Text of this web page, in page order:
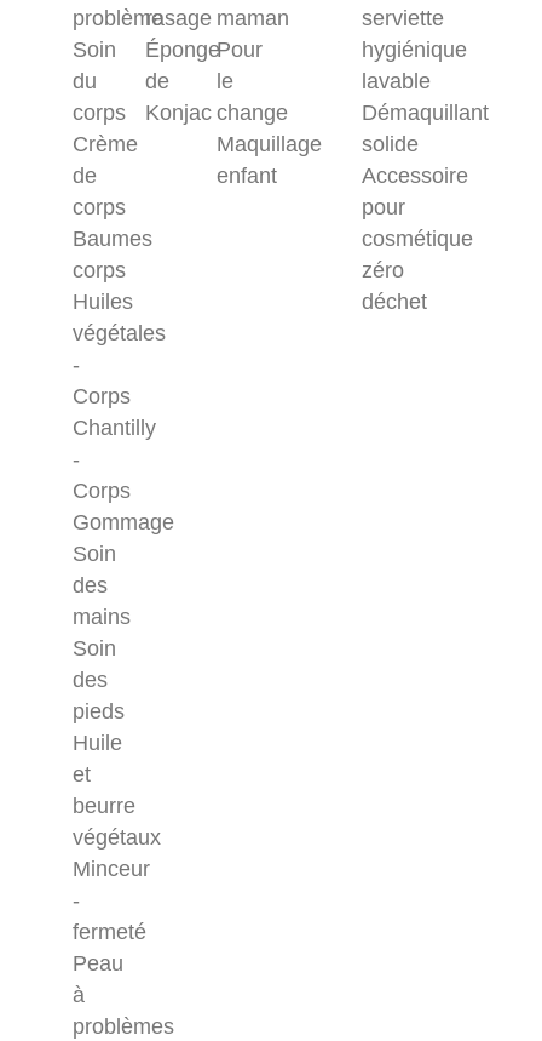
problème
Soin
du
corps
Crème
de
corps
Baumes
corps
Huiles
végétales
-
Corps
Chantilly
-
Corps
Gommage
Soin
des
mains
Soin
des
pieds
Huile
et
beurre
végétaux
Minceur
-
fermeté
Peau
à
problèmes
rasage
Éponge
de
Konjac
maman
Pour
le
change
Maquillage
enfant
serviette
hygiénique
lavable
Démaquillant
solide
Accessoire
pour
cosmétique
zéro
déchet